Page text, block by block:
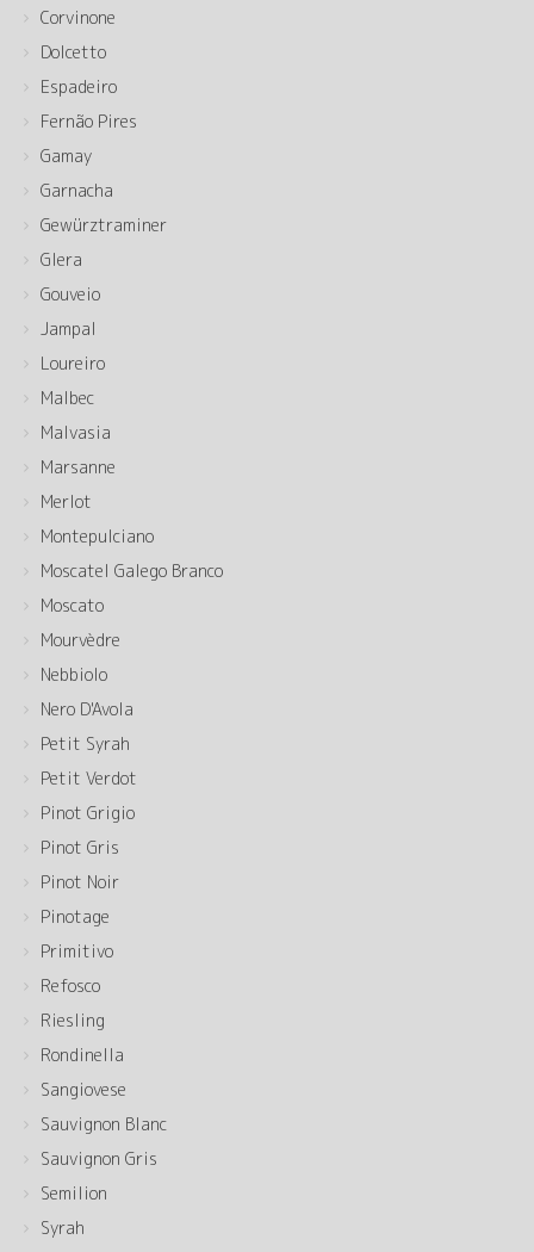
Corvinone
Dolcetto
Espadeiro
Fernão Pires
Gamay
Garnacha
Gewürztraminer
Glera
Gouveio
Jampal
Loureiro
Malbec
Malvasia
Marsanne
Merlot
Montepulciano
Moscatel Galego Branco
Moscato
Mourvèdre
Nebbiolo
Nero D'Avola
Petit Syrah
Petit Verdot
Pinot Grigio
Pinot Gris
Pinot Noir
Pinotage
Primitivo
Refosco
Riesling
Rondinella
Sangiovese
Sauvignon Blanc
Sauvignon Gris
Semilion
Syrah